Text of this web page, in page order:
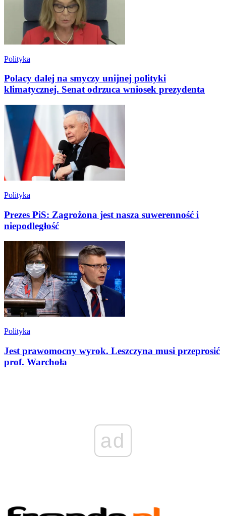
Polityka
Polacy dalej na smyczy unijnej polityki
klimatycznej. Senat odrzuca wniosek prezydenta
Polityka
Prezes PiS: Zagrożona jest nasza suwerenność i
niepodległość
Polityka
Jest prawomocny wyrok. Leszczyna musi przeprosić
prof. Warchoła
ad